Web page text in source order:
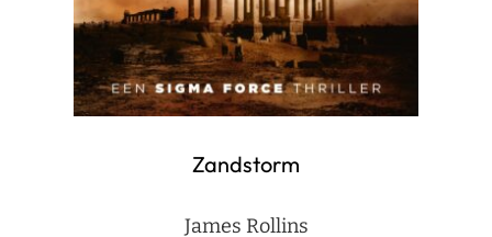
Zandstorm
James Rollins